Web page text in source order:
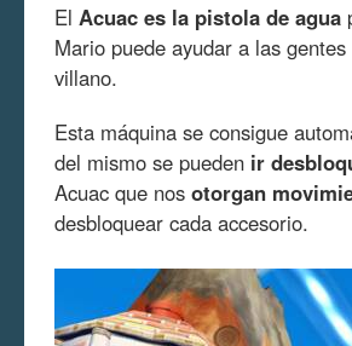
El Acuac es la pistola de agua
Mario puede ayudar a las
villano.
Esta máquina se consigue
del mismo se pueden ir
Acuac que nos otorgan
desbloquear cada accesorio.